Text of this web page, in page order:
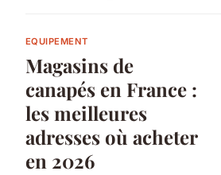
EQUIPEMENT
Magasins de
canapés en France :
les meilleures
adresses où acheter
en 2026